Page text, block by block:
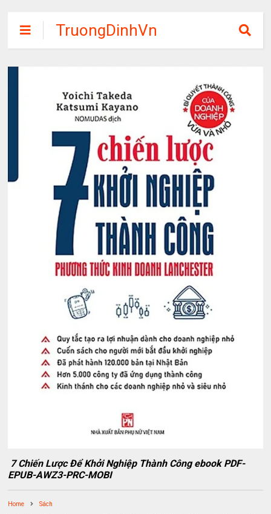
TruongDinhVn
Chia sẽ ebook,
tập miễn phí
7 Chiến Lược Để Khởi Nghiệp Thành Công ebook PDF-
EPUB-AWZ3-PRC-MOBI
Home Sách